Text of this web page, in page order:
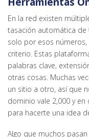
En la red existen
tasación automática
solo por esos
criterio. Estas
palabras clave,
otras cosas. Muchas
un sitio a otro, así que
dominio vale 2,000 y
para hacerte una idea
Algo que muchos